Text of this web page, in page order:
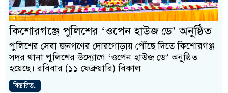
কিশোরগঞ্জে পুলিশের ‘ওপেন হাউজ ডে’ অনুষ্ঠিত
পুলিশের সেবা জনগণের দোরগোড়ায় পৌঁছে দিতে কিশোরগঞ্জ
সদর থানা পুলিশের উদ্যোগে ‘ওপেন হাউজ ডে’ অনুষ্ঠিত
হয়েছে। রবিবার (১১ ফেব্রুয়ারি) বিকাল
বিস্তারিত..